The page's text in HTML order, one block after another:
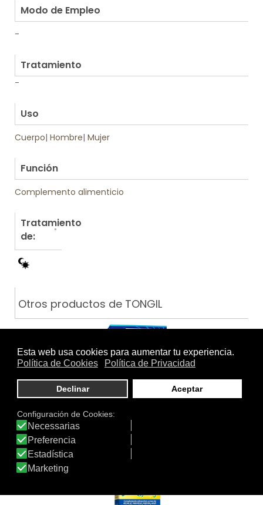
Modo de Empleo
-
Tratamiento
-
Uso
Cuerpo| Hombre| Mujer
Función
Complemento alimenticio
Tratamiento
de:
Otros productos de TONGIL
PACK FASE DETOX+REDUCE